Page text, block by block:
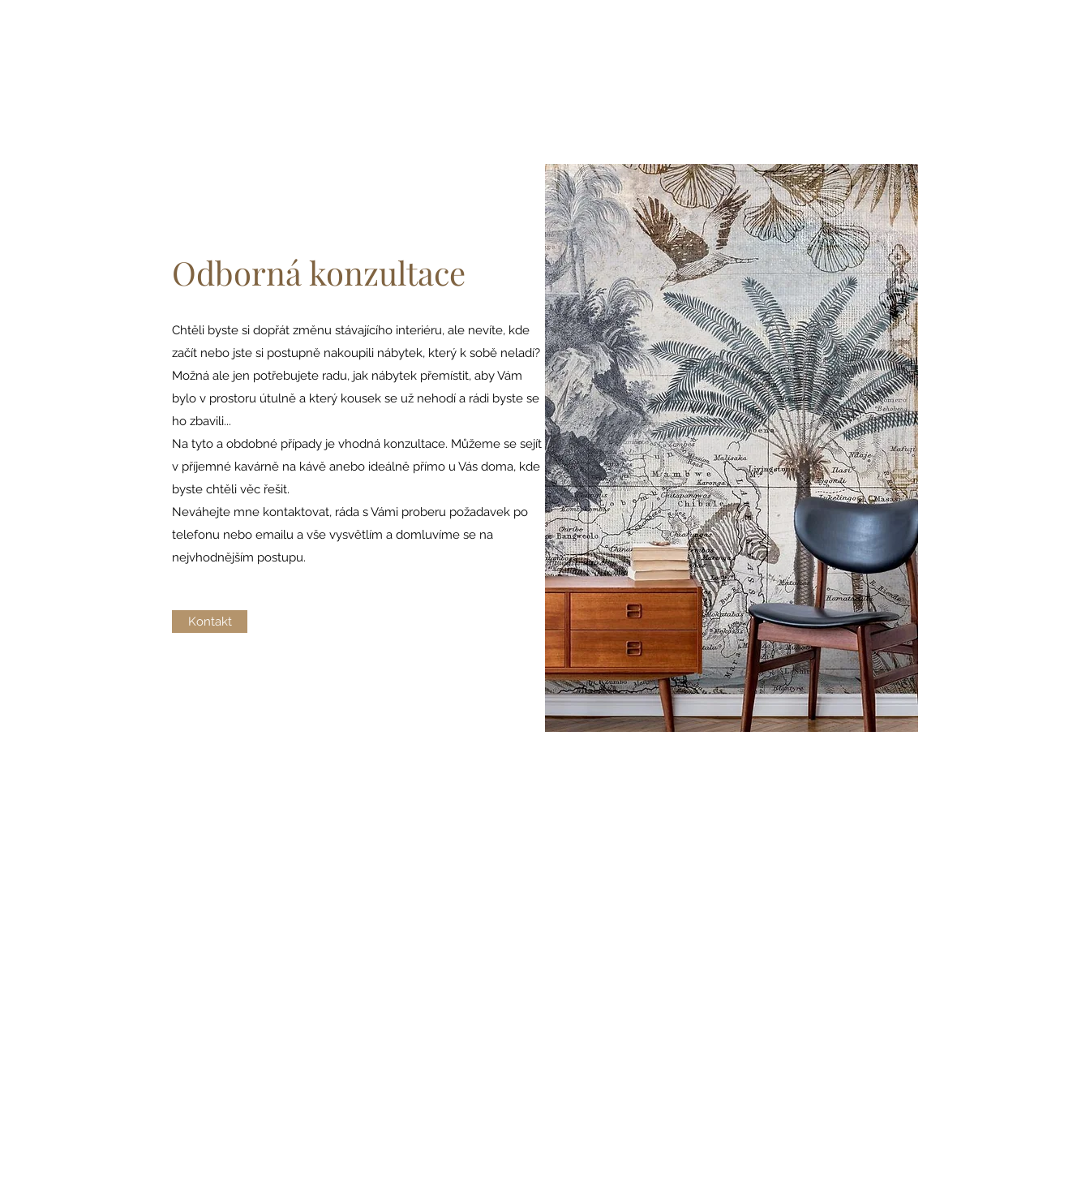
Odborná konzultace
Chtěli byste si dopřát změnu stávajícího interiéru, ale nevíte, kde
začít nebo jste si postupně nakoupili nábytek, který k sobě neladí?
Možná ale jen potřebujete radu, jak nábytek přemístit, aby Vám
bylo v prostoru útulně a který kousek se už nehodí a rádi byste se
ho zbavili...
Na tyto a obdobné případy je vhodná konzultace. Můžeme se sejít
v příjemné kavárně na kávě anebo ideálně přímo u Vás doma, kde
byste chtěli věc řešit.
Neváhejte mne kontaktovat, ráda s Vámi proberu požadavek po
telefonu nebo emailu a vše vysvětlím a domluvíme se na
nejvhodnějším postupu.
Kontakt